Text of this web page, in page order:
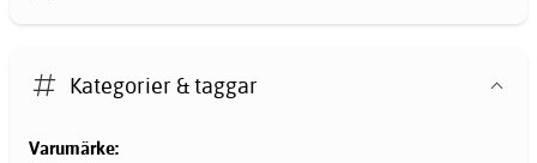
Kategorier & taggar
Varumärke: